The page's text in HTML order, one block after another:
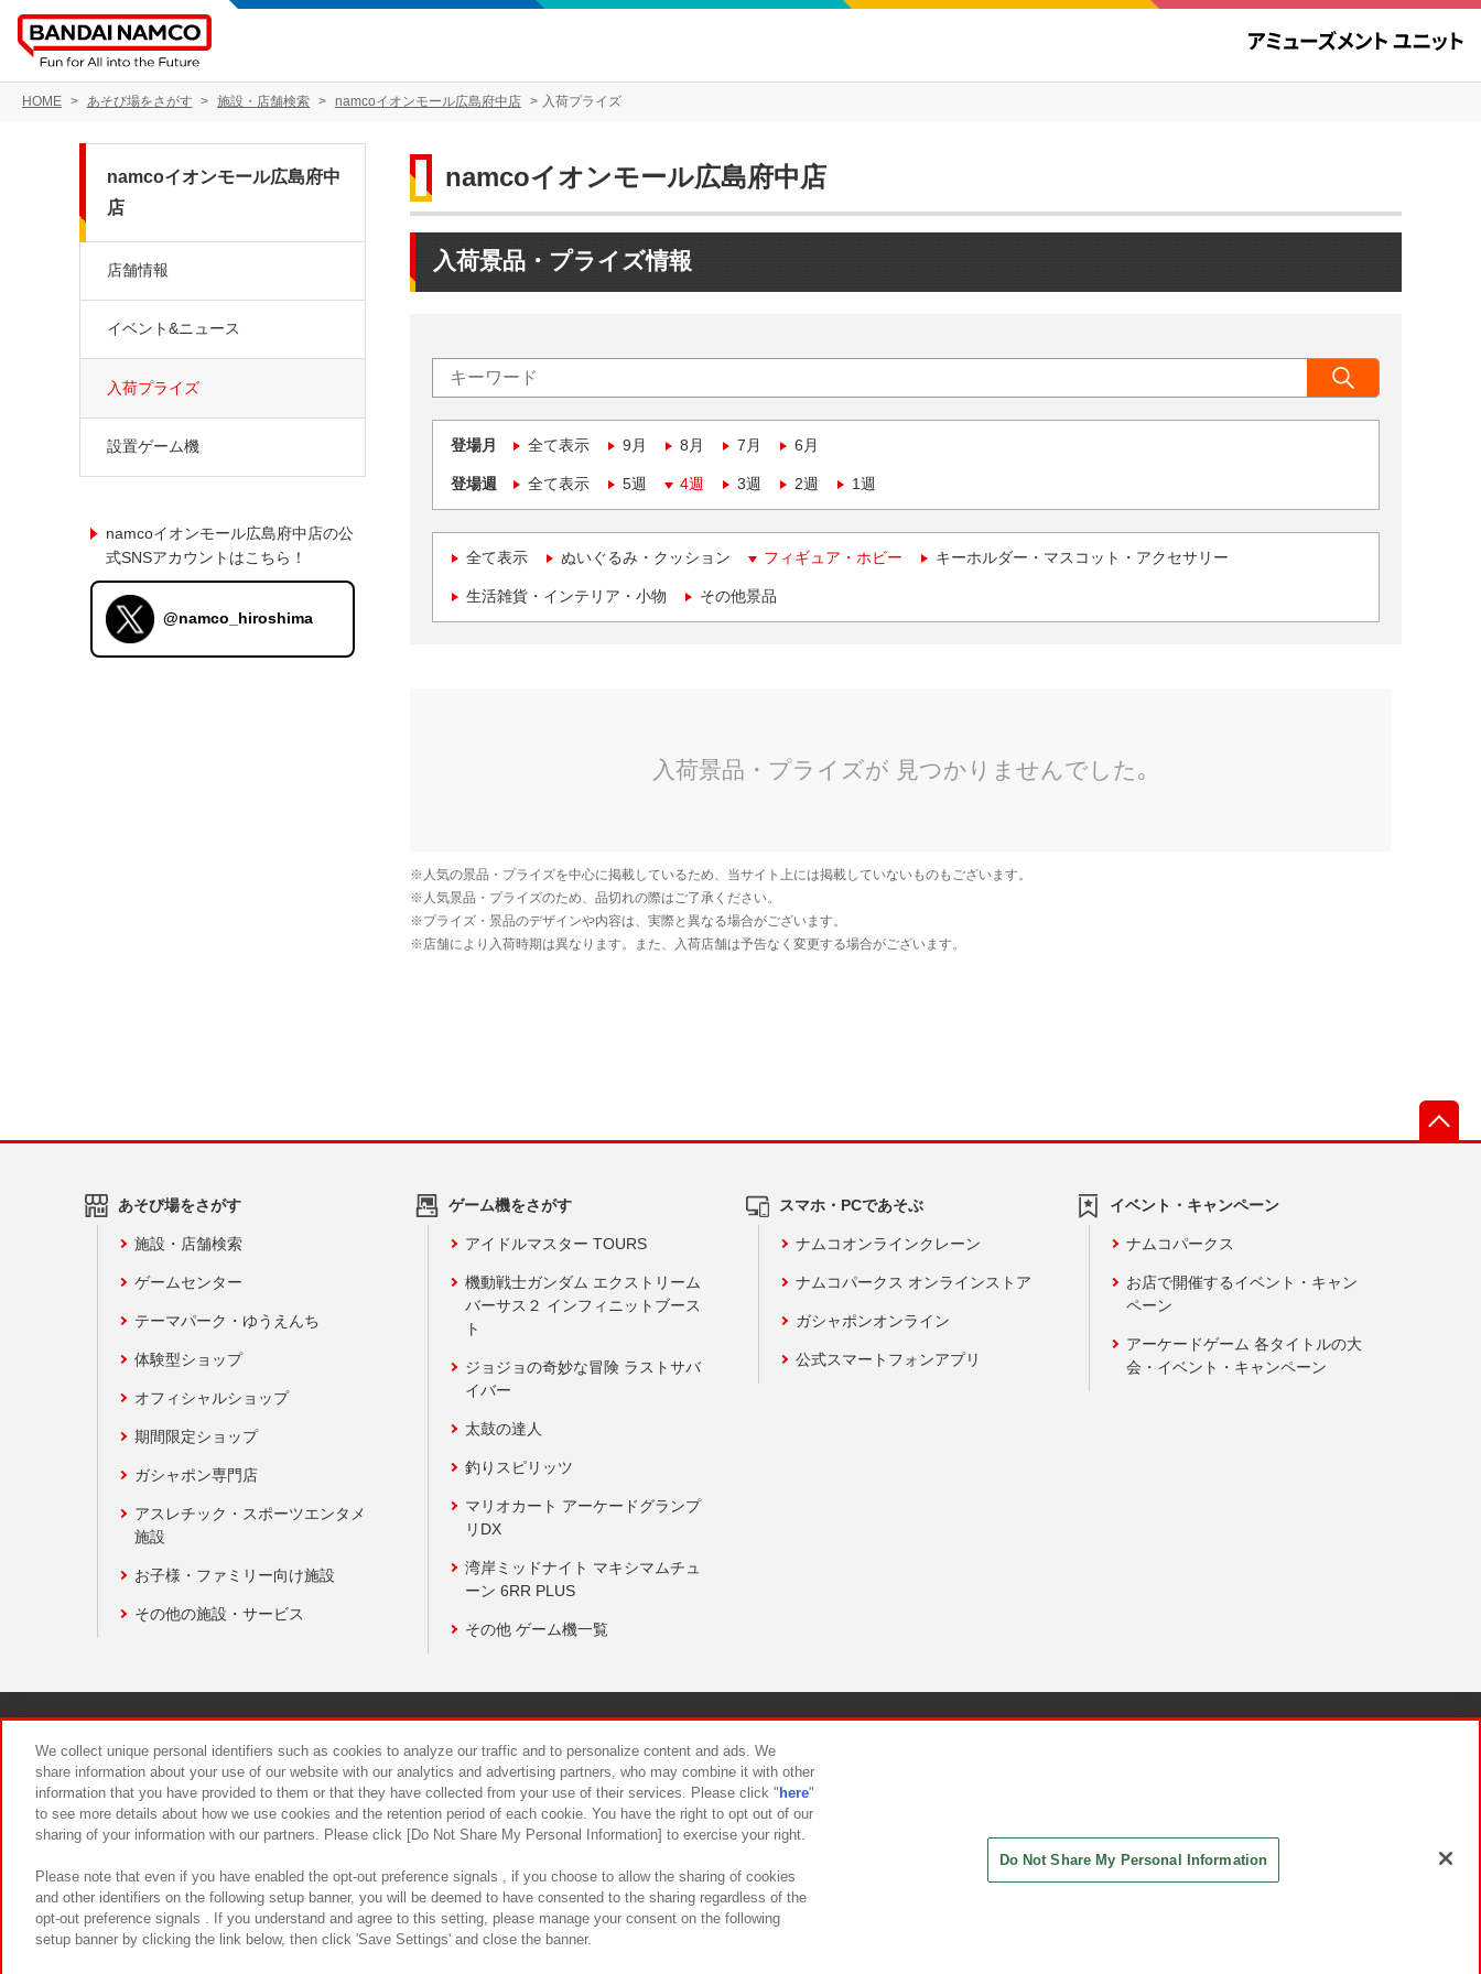
HOME あそび場をさがす 施設・店舗検索 namcoイオンモール広島府中店 入荷プライズ
namcoイオンモール広島府中店
入荷景品・プライズ情報
登場月 全て表示 9月 8月 7月 6月
登場週 全て表示 5週 4週 3週 2週 1週
全て表示 ぬいぐるみ・クッション フィギュア・ホビー キーホルダー・マスコット・アクセサリー
生活雑貨・インテリア・小物 その他景品
namcoイオンモール広島府中
店
店舗情報
イベント&ニュース
入荷プライズ
設置ゲーム機
namcoイオンモール広島府中店の公
式SNSアカウントはこちら！
@namco_hiroshima
あそび場をさがす
施設・店舗検索
ゲームセンター
テーマパーク・ゆうえんち
体験型ショップ
オフィシャルショップ
期間限定ショップ
ガシャポン専門店
アスレチック・スポーツエンタメ
施設
お子様・ファミリー向け施設
その他の施設・サービス
ゲーム機をさがす
アイドルマスター TOURS
機動戦士ガンダム エクストリーム
バーサス２ インフィニットブース
ト
ジョジョの奇妙な冒険 ラストサバ
イバー
太鼓の達人
釣りスピリッツ
マリオカート アーケードグランプ
リDX
湾岸ミッドナイト マキシマムチュ
ーン 6RR PLUS
その他 ゲーム機一覧
スマホ・PCであそぶ
ナムコオンラインクレーン
ナムコパークス オンラインストア
ガシャポンオンライン
公式スマートフォンアプリ
イベント・キャンペーン
ナムコパークス
お店で開催するイベント・キャン
ペーン
アーケードゲーム 各タイトルの大
会・イベント・キャンペーン
食品のご提供について カスタマーハラスメント対応方針
We collect unique personal identifiers such as cookies to analyze our traffic and to personalize content and ads. We
share information about your use of our website with our analytics and advertising partners, who may combine it with other
information that you have provided to them or that they have collected from your use of their services. Please click " here"
to see more details about how we use cookies and the retention period of each cookie. You have the right to opt out of our
sharing of your information with our partners. Please click [Do Not Share My Personal Information] to exercise your right.
Please note that even if you have enabled the opt-out preference signals , if you choose to allow the sharing of cookies
and other identifiers on the following setup banner, you will be deemed to have consented to the sharing regardless of the
opt-out preference signals . If you understand and agree to this setting, please manage your consent on the following
setup banner by clicking the link below, then click 'Save Settings' and close the banner.
Do Not Share My Personal Information